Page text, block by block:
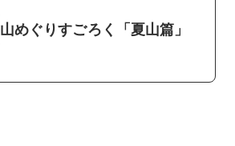
山めぐりすごろく「夏山篇」